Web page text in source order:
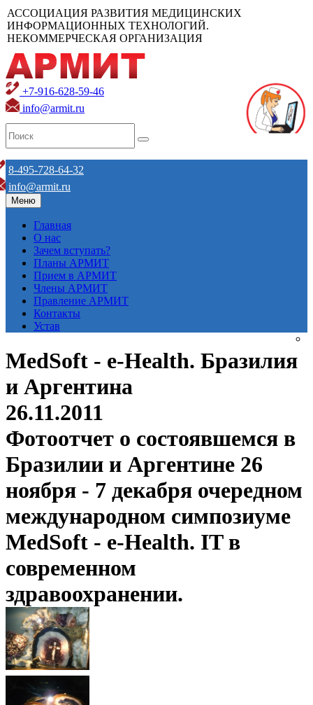
АССОЦИАЦИЯ РАЗВИТИЯ МЕДИЦИНСКИХ
ИНФОРМАЦИОННЫХ ТЕХНОЛОГИЙ.
НЕКОММЕРЧЕСКАЯ ОРГАНИЗАЦИЯ
+7-916-628-59-46
info@armit.ru
8-495-728-64-32
info@armit.ru
Меню
Главная
О нас
Зачем вступать?
Планы АРМИТ
Прием в АРМИТ
Члены АРМИТ
Правление АРМИТ
Контакты
Устав
MedSoft - e-Health. Бразилия
и Аргентина
26.11.2011
Фотоотчет о состоявшемся в
Бразилии и Аргентине 26
ноября - 7 декабря очередном
международном симпозиуме
MedSoft - e-Health. IT в
современном
здравоохранении.